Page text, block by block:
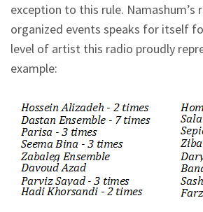
exception to this rule. Namashum’s
organized events speaks for itself
level of artist this radio proudly
example: